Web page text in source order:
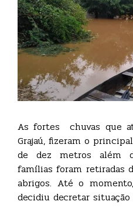
As fortes chuvas que
Grajaú, fizeram o
de dez metros além
famílias foram retiradas
abrigos. Até o
decidiu decretar